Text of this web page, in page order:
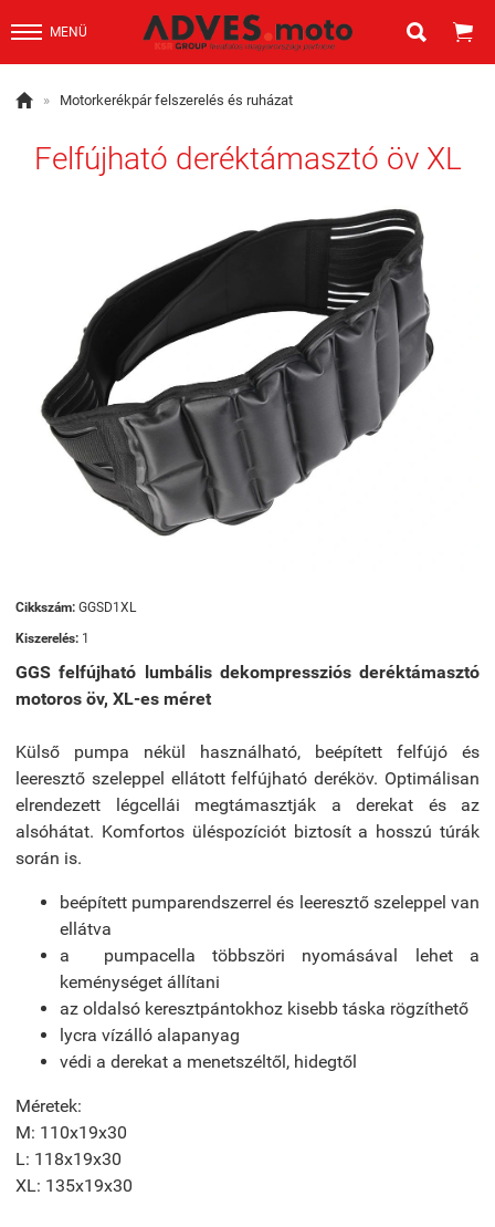
MENÜ  
 » Motorkerékpár felszerelés és ruházat
Felfújható deréktámasztó öv XL
Cikkszám: GGSD1XL
Kiszerelés: 1
GGS felfújható lumbális dekompressziós deréktámasztó
motoros öv, XL-es méret
Külső pumpa nékül használható, beépített felfújó és
leeresztő szeleppel ellátott felfújható deréköv. Optimálisan
elrendezett légcellái megtámasztják a derekat és az
alsóhátat. Komfortos üléspozíciót biztosít a hosszú túrák
során is.
beépített pumparendszerrel és leeresztő szeleppel van
ellátva
a pumpacella többszöri nyomásával lehet a
keménységet állítani
az oldalsó keresztpántokhoz kisebb táska rögzíthető
lycra vízálló alapanyag
védi a derekat a menetszéltől, hidegtől
Méretek:
M: 110x19x30
L: 118x19x30
XL: 135x19x30